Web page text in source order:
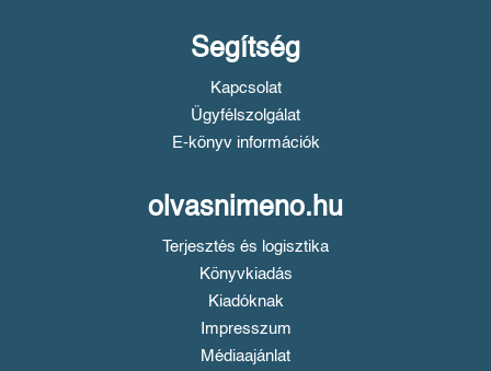
Segítség
Kapcsolat
Ügyfélszolgálat
E-könyv információk
olvasnimeno.hu
Terjesztés és logisztika
Könyvkiadás
Kiadóknak
Impresszum
Médiaajánlat